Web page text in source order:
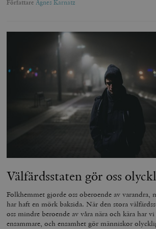
Författare Agnes Karnatz
Välfärdsstaten gör oss
Folkhemmet gjorde oss oberoende av varandra,
har haft en mörk baksida. När den stora
oss mindre beroende av våra nära och kära har
ensammare, och ensamhet gör människor